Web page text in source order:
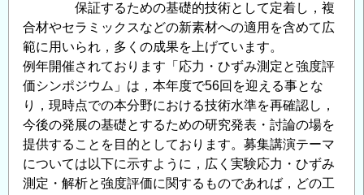
保証するための基礎的技術として定着し，複
合材やセラミックスなどの新素材への適用を含めて広
範に用いられ，多くの成果を上げています。
例年開催されております「応力・ひずみ測定と強度評
価シンポジウム」は，本年度で56回を迎える事とな
り，現時点での本分野における技術水準を再確認し，
今後の発展の基礎とするための研究発表・討論の場を
提供することを目的としております。募集講演テーマ
については以下に示すように，広く実験応力・ひずみ
測定・解析と強度評価に関するものであれば，どの工